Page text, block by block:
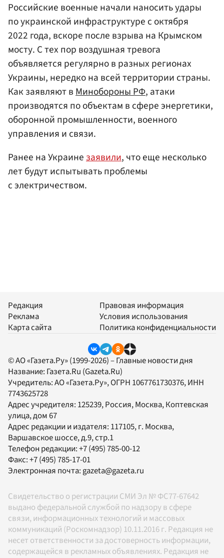
Российские военные начали наносить удары
по украинской инфраструктуре с октября
2022 года, вскоре после взрыва на Крымском
мосту. С тех пор воздушная тревога
объявляется регулярно в разных регионах
Украины, нередко на всей территории страны.
Как заявляют вМинобороны РФ, атаки
производятся по объектам в сфере энергетики,
оборонной промышленности, военного
управления и связи.
Ранее на Украинезаявили, что еще несколько
лет будут испытывать проблемы
с электричеством.
Редакция
Реклама
Карта сайта
Правовая информация
Условия использования
Политика конфиденциальности
© АО «Газета.Ру» (1999-2026) – Главные новости дня
Название: Газета.Ru (Gazeta.Ru)
Учредитель:АО «Газета.Ру», ОГРН 1067761730376, ИНН
7743625728
Адрес учредителя: 125239, Россия, Москва, Коптевская
улица, дом 67
Адрес редакции и издателя: 117105, г. Москва,
Варшавское шоссе, д.9, стр.1
Телефон редакции:+7 (495) 785-00-12
Факс:+7 (495) 785-17-01
Электронная почта: gazeta@gazeta.ru
Свидетельство о регистрации СМИ Эл № ФС77-67642
выдано федеральной службой по надзору в сфере
связи, информационных технологий и массовых
коммуникаций (Роскомнадзор) 10.11.2016 г. Редакция не
несет ответственности за достоверность информации,
содержащейся в рекламных объявлениях. Редакция не